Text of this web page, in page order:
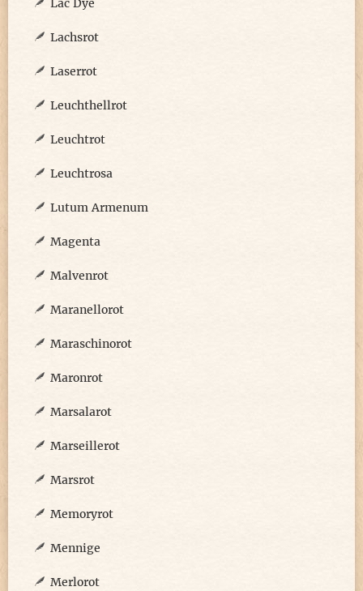
Lac Dye
Lachsrot
Laserrot
Leuchthellrot
Leuchtrot
Leuchtrosa
Lutum Armenum
Magenta
Malvenrot
Maranellorot
Maraschinorot
Maronrot
Marsalarot
Marseillerot
Marsrot
Memoryrot
Mennige
Merlorot